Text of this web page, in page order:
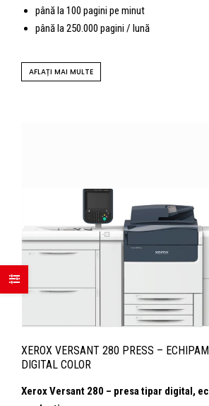
până la 100 pagini pe minut
până la 250.000 pagini / lună
AFLAȚI MAI MULTE
XEROX VERSANT 280 PRESS –
DIGITAL COLOR
Xerox Versant 280 – presa tipar digital,